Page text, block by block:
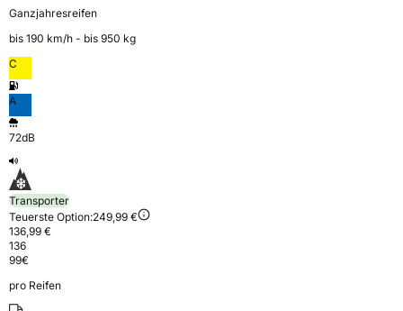
Ganzjahresreifen
bis 190 km⁠/⁠h - bis 950 kg
C
A
72dB
Transporter
Teuerste Option:249,99 €
136,99 €
136
99€
pro Reifen